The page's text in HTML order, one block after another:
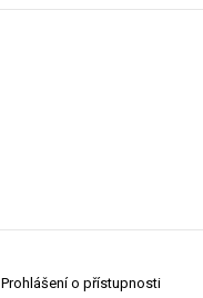
Prohlášení o přístupnosti